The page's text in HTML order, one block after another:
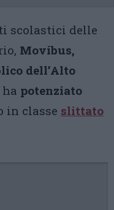
scolastici delle
Movibus,
dell’Alto
ha potenziato
in classe slittato